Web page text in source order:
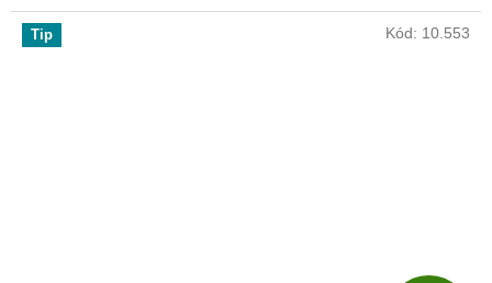
Tip Kód: 10.553